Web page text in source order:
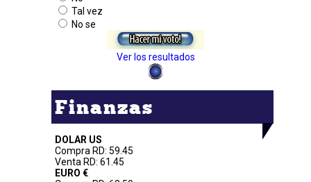
Tal vez
No se
Ver los resultados
Finanzas
DOLAR US
Compra RD: 59.45
Venta RD: 61.45
EURO €